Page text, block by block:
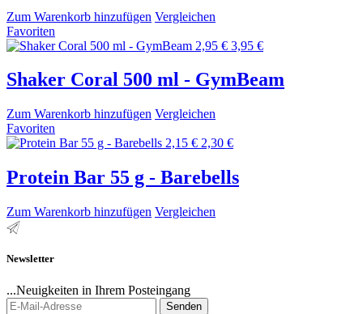
Zum Warenkorb hinzufügen Vergleichen
Favoriten
2,95 € 3,95 €
Shaker Coral 500 ml - GymBeam
Zum Warenkorb hinzufügen Vergleichen
Favoriten
2,15 € 2,30 €
Protein Bar 55 g - Barebells
Zum Warenkorb hinzufügen Vergleichen
Newsletter
...Neuigkeiten in Ihrem Posteingang
Senden